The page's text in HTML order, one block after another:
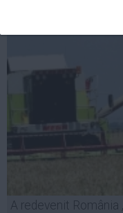
A redevenit România